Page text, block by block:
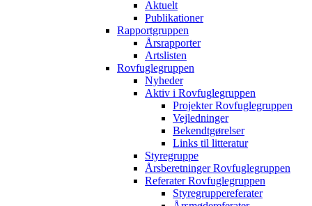
Aktuelt
Publikationer
Rapportgruppen
Årsrapporter
Artslisten
Rovfuglegruppen
Nyheder
Aktiv i Rovfuglegruppen
Projekter Rovfuglegruppen
Vejledninger
Bekendtgørelser
Links til litteratur
Styregruppe
Årsberetninger Rovfuglegruppen
Referater Rovfuglegruppen
Styregruppereferater